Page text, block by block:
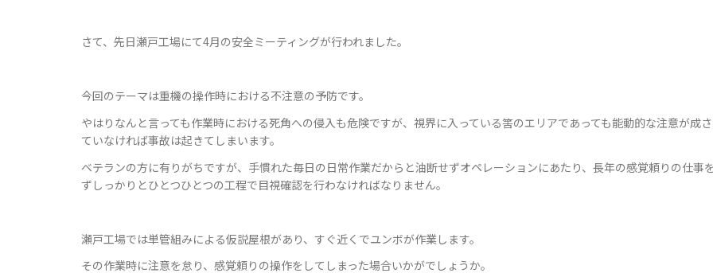
さて、先日瀬戸工場にて4月の安全ミーティングが行われました。
今回のテーマは重機の操作時における不注意の予防です。
やはりなんと言っても作業時における死角への侵入も危険ですが、視界に入っている筈のエリアであっても能動的な注意が成
ていなければ事故は起きてしまいます。
ベテランの方に有りがちですが、手慣れた毎日の日常作業だからと油断せずオペレーションにあたり、長年の感覚頼りの仕事
ずしっかりとひとつひとつの工程で目視確認を行わなければなりません。
瀬戸工場では単管組みによる仮説屋根があり、すぐ近くでユンボが作業します。
その作業時に注意を怠り、感覚頼りの操作をしてしまった場合いかがでしょうか。